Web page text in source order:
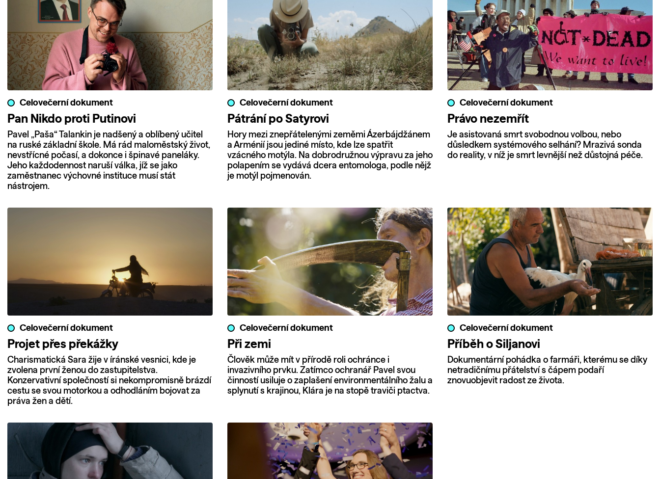
Celovečerní dokument
Pan Nikdo proti Putinovi
Pavel „Paša“ Talankin je nadšený a oblíbený učitel
na ruské základní škole. Má rád maloměstský život,
nevstřícné počasí, a dokonce i špinavé paneláky.
Jeho každodennost naruší válka, jíž se jako
zaměstnanec výchovné instituce musí stát
nástrojem.
Celovečerní dokument
Pátrání po Satyrovi
Hory mezi znepřátelenými zeměmi Ázerbájdžánem
a Arménií jsou jediné místo, kde lze spatřit
vzácného motýla. Na dobrodružnou výpravu za jeho
polapením se vydává dcera entomologa, podle nějž
je motýl pojmenován.
Celovečerní dokument
Právo nezemřít
Je asistovaná smrt svobodnou volbou, nebo
důsledkem systémového selhání? Mrazivá sonda
do reality, v níž je smrt levnější než důstojná péče.
Celovečerní dokument
Projet přes překážky
Charismatická Sara žije v íránské vesnici, kde je
zvolena první ženou do zastupitelstva.
Konzervativní společností si nekompromisně brázdí
cestu se svou motorkou a odhodláním bojovat za
práva žen a dětí.
Celovečerní dokument
Při zemi
Člověk může mít v přírodě roli ochránce i
invazivního prvku. Zatímco ochranář Pavel svou
činností usiluje o zaplašení environmentálního žalu a
splynutí s krajinou, Klára je na stopě traviči ptactva.
Celovečerní dokument
Příběh o Siljanovi
Dokumentární pohádka o farmáři, kterému se díky
netradičnímu přátelství s čápem podaří
znovuobjevit radost ze života.